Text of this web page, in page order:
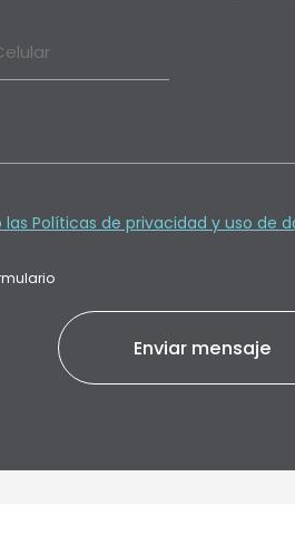
las Políticas de privacidad y uso de